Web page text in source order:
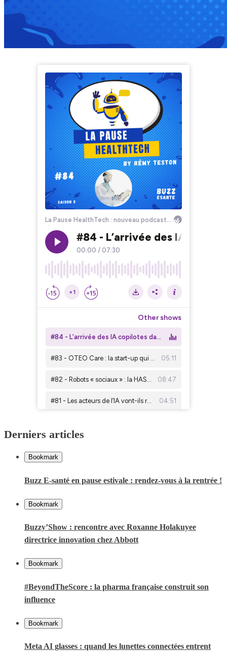
Derniers articles
Bookmark
Buzz E-santé en pause estivale : rendez-vous à la rentrée !
Bookmark
Buzzy’Show : rencontre avec Roxanne Holakuyee
directrice innovation chez Abbott
Bookmark
#BeyondTheScore : la pharma française construit son
influence
Bookmark
Meta AI glasses : quand les lunettes connectées entrent